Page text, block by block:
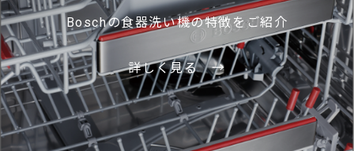
Boschの食器洗い機の特徴をご紹介
詳しく見る →